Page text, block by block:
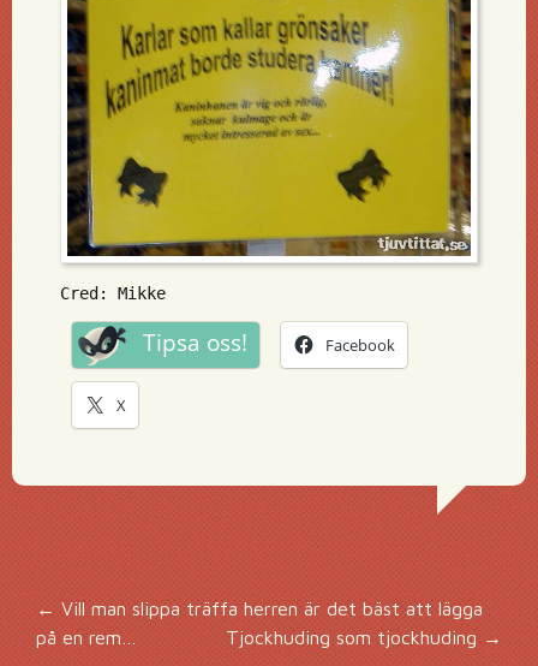
Cred: Mikke
Tipsa oss! Facebook
X
Inläggsnavigering
←Vill man slippa träffa herren är det bäst att lägga
på en rem…
Tjockhuding som tjockhuding→